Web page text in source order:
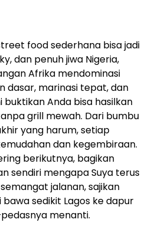
food sederhana bisa jadi
dan penuh jiwa Nigeria,
Afrika mendominasi
dasar, marinasi tepat, dan
Anda bisa hasilkan
grill mewah. Dari bumbu
yang harum, setiap
dan kegembiraan.
berikutnya, bagikan
sendiri mengapa Suya terus
jalanan, sajikan
sedikit Lagos ke dapur
menanti.